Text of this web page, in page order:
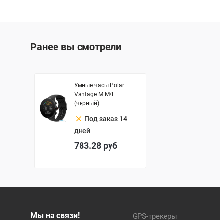
Ранее вы смотрели
Умные часы Polar
Vantage M M/L
(черный)
clear Под заказ 14
дней
783.28 руб
Мы на связи! GPS-трекеры